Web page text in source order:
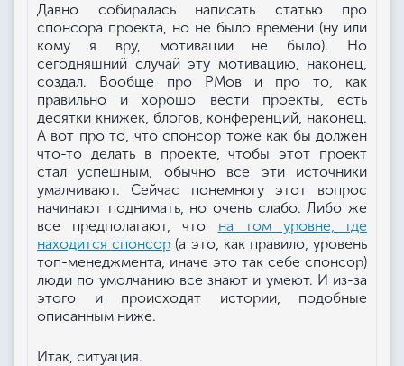
Давно собиралась написать статью про
спонсора проекта, но не было времени (ну или
кому я вру, мотивации не было). Но
сегодняшний случай эту мотивацию, наконец,
создал. Вообще про РМов и про то, как
правильно и хорошо вести проекты, есть
десятки книжек, блогов, конференций, наконец.
А вот про то, что спонсор тоже как бы должен
что-то делать в проекте, чтобы этот проект
стал успешным, обычно все эти источники
умалчивают. Сейчас понемногу этот вопрос
начинают поднимать, но очень слабо. Либо же
все предполагают, что на том уровне, где
находится спонсор (а это, как правило, уровень
топ-менеджмента, иначе это так себе спонсор)
люди по умолчанию все знают и умеют. И из-за
этого и происходят истории, подобные
описанным ниже.
Итак, ситуация.